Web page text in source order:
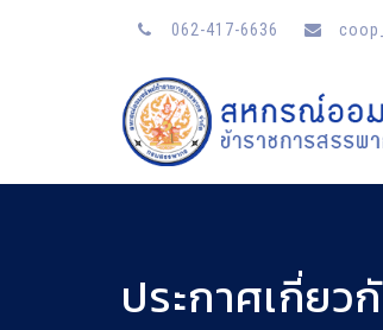
062-417-6636
ประกาศเกี่ยว